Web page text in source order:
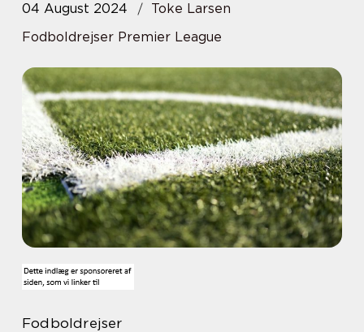
04 August 2024
Toke Larsen
Fodboldrejser Premier League
Fodboldrejser